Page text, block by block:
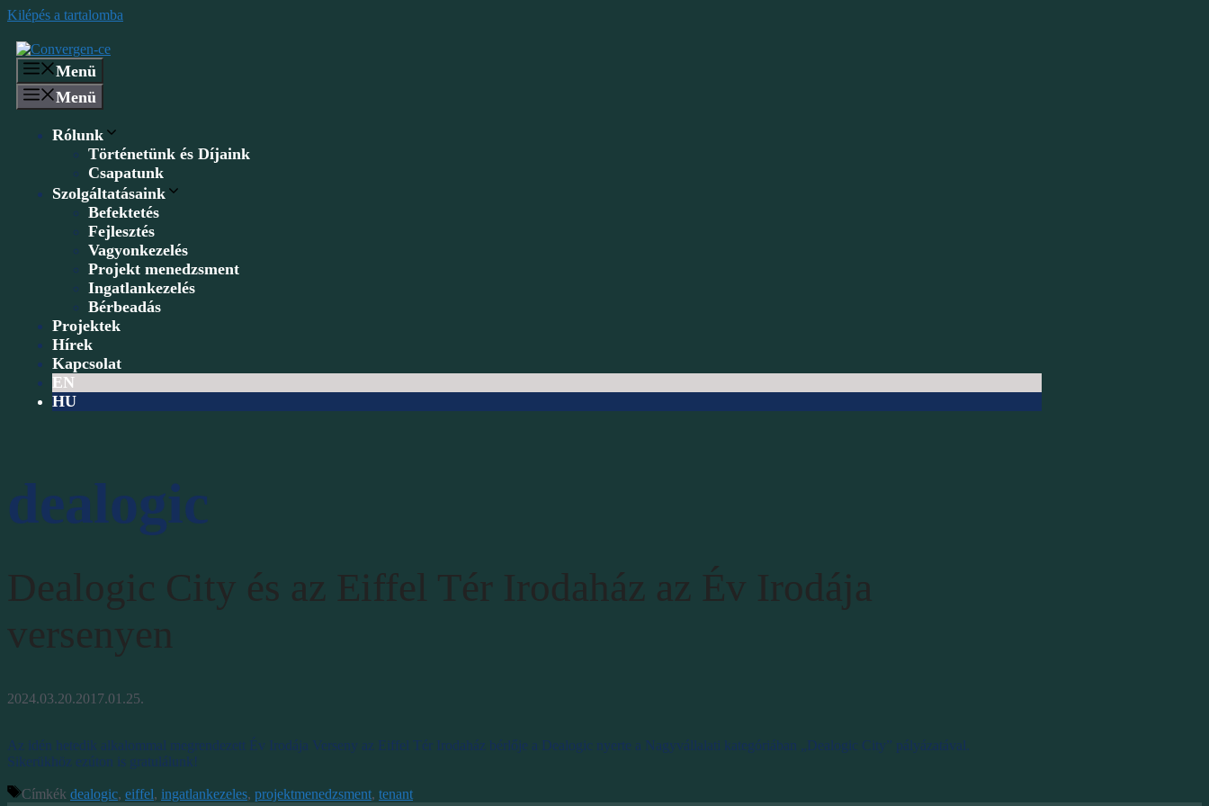
Kilépés a tartalomba
Menü
Menü
Rólunk
Történetünk és Díjaink
Csapatunk
Szolgáltatásaink
Befektetés
Fejlesztés
Vagyonkezelés
Projekt menedzsment
Ingatlankezelés
Bérbeadás
Projektek
Hírek
Kapcsolat
EN
HU
dealogic
2024.03.20.2017.01.25.
Az idén hetedik alkalommal megrendezett Év Irodája Verseny az Eiffel Tér Irodaház bérlője a Dealogic nyerte a Nagyvállalati kategóriában „Dealogic City” pályázatával.
Sikerükhöz ezúton is gratulálunk!
Címkék dealogic, eiffel, ingatlankezeles, projektmenedzsment, tenant